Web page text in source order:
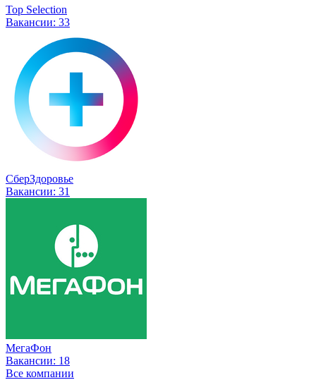
Top Selection
Вакансии: 33
СберЗдоровье
Вакансии: 31
МегаФон
Вакансии: 18
Все компании